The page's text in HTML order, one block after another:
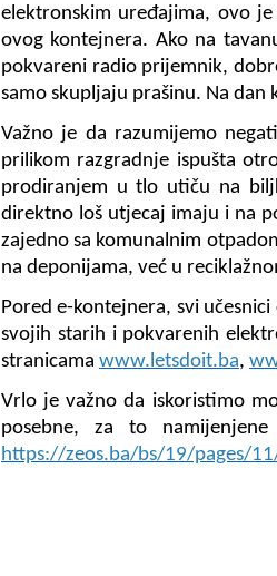
elektronskim uređajima, ovo
ovog kontejnera. Ako na
pokvareni radio prijemnik,
samo skupljaju prašinu. Na dan
Važno je da razumijemo
prilikom razgradnje ispušta
prodiranjem u tlo utiču na
direktno loš utjecaj imaju i na
zajedno sa komunalnim
na deponijama, već u
Pored e-kontejnera, svi
svojih starih i pokvarenih
stranicama www.letsdoit.ba,
Vrlo je važno da iskoristimo
posebne, za to
https://zeos.ba/bs/19/pages/